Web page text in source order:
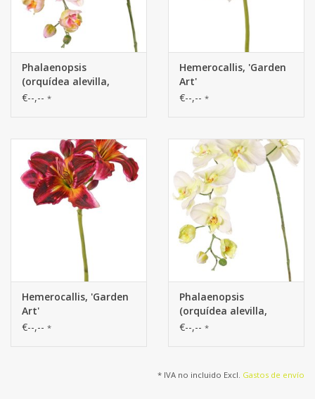
Phalaenopsis
(orquídea alevilla,
orquídea mariposa,
€--,-- *
Hemerocallis, 'Garden
Art'
€--,-- *
Hemerocallis, 'Garden
Art'
€--,-- *
Phalaenopsis
(orquídea alevilla,
orquídea mariposa,
€--,-- *
* IVA no incluido Excl. Gastos de envío